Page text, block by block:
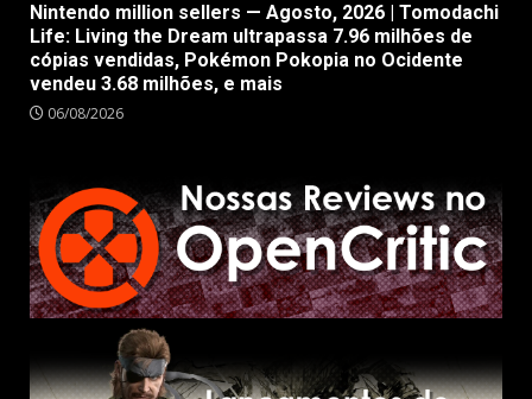
Nintendo million sellers — Agosto, 2026 | Tomodachi
Life: Living the Dream ultrapassa 7.96 milhões de
cópias vendidas, Pokémon Pokopia no Ocidente
vendeu 3.68 milhões, e mais
06/08/2026